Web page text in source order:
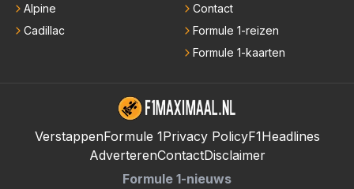
Alpine
Cadillac
Contact
Formule 1-reizen
Formule 1-kaarten
VerstappenFormule 1Privacy PolicyF1Headlines
AdverterenContactDisclaimer
Formule 1-nieuws